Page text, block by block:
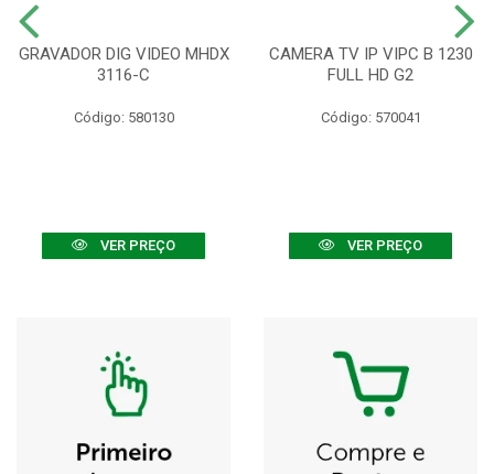
GRAVADOR DIG VIDEO MHDX
3116-C
Código: 580130
VER PREÇO
CAMERA TV IP VIPC B 1230
FULL HD G2
Código: 570041
VER PREÇO